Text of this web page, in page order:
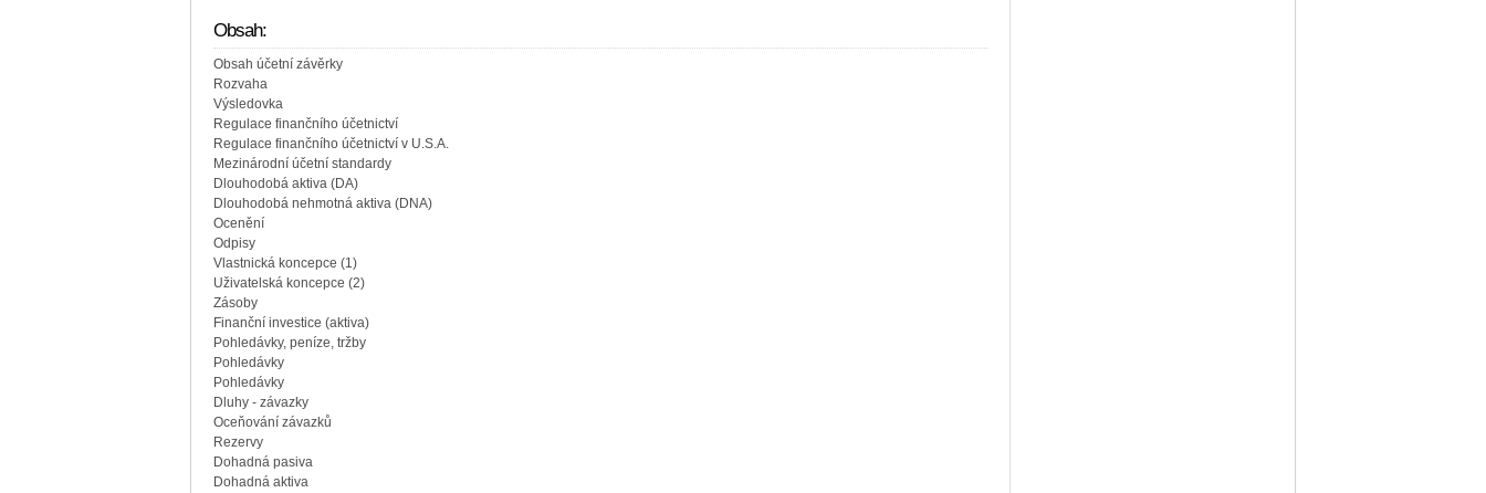
Obsah:
Obsah účetní závěrky
Rozvaha
Výsledovka
Regulace finančního účetnictví
Regulace finančního účetnictví v U.S.A.
Mezinárodní účetní standardy
Dlouhodobá aktiva (DA)
Dlouhodobá nehmotná aktiva (DNA)
Ocenění
Odpisy
Vlastnická koncepce (1)
Uživatelská koncepce (2)
Zásoby
Finanční investice (aktiva)
Pohledávky, peníze, tržby
Pohledávky
Pohledávky
Dluhy - závazky
Oceňování závazků
Rezervy
Dohadná pasiva
Dohadná aktiva